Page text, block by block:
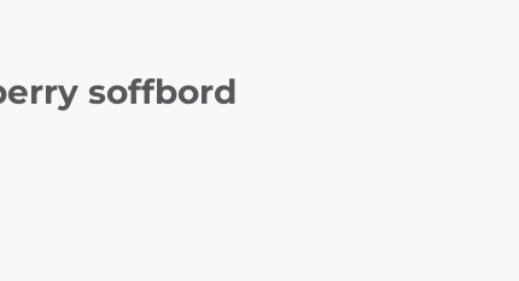
soffbord